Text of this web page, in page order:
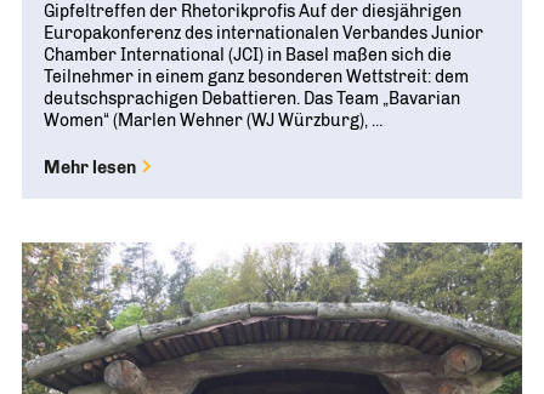
Gipfeltreffen der Rhetorikprofis Auf der diesjährigen
Europakonferenz des internationalen Verbandes Junior
Chamber International (JCI) in Basel maßen sich die
Teilnehmer in einem ganz besonderen Wettstreit: dem
deutschsprachigen Debattieren. Das Team „Bavarian
Women“ (Marlen Wehner (WJ Würzburg), ...
Mehr lesen